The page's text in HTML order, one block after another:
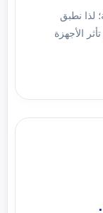
لذا نطبق
الأجهزة